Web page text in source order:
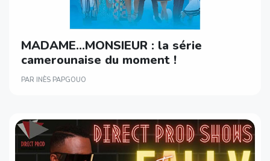
MADAME…MONSIEUR : la série
camerounaise du moment !
PAR INÈS PAPGOUO